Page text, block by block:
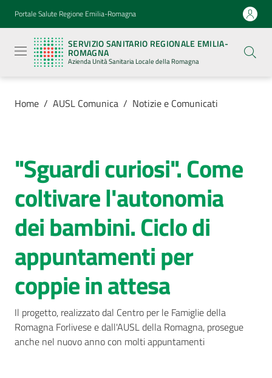
Vai al contenuto
Vai alla navigazione
Vai al footer
Portale Salute Regione Emilia-Romagna
SERVIZIO SANITARIO REGIONALE EMILIA-
ROMAGNA
Azienda Unità Sanitaria Locale della Romagna
Sanitario
Regionale
Emilia-
Romagna
Azienda
Sanitaria
Locale della
Azienda
Servizi
Luoghi
di
cura
AUSL
Comunica
Home / AUSL Comunica / Notizie e Comunicati
Salta al contenuto
"Sguardi curiosi". Come
coltivare l'autonomia
dei bambini. Ciclo di
appuntamenti per
coppie in attesa
Il progetto, realizzato dal Centro per le Famiglie della
Romagna Forlivese e dall'AUSL della Romagna, prosegue
anche nel nuovo anno con molti appuntamenti